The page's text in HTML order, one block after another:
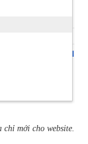
mới cho website.